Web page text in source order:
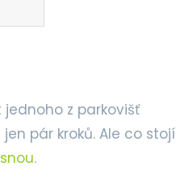
z parkovišť
pár kroků. Ale co stojí
.